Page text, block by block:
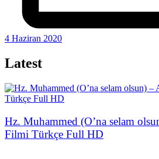
4 Haziran 2020
Latest
Hz. Muhammed (O’na selam
Filmi Türkçe Full HD